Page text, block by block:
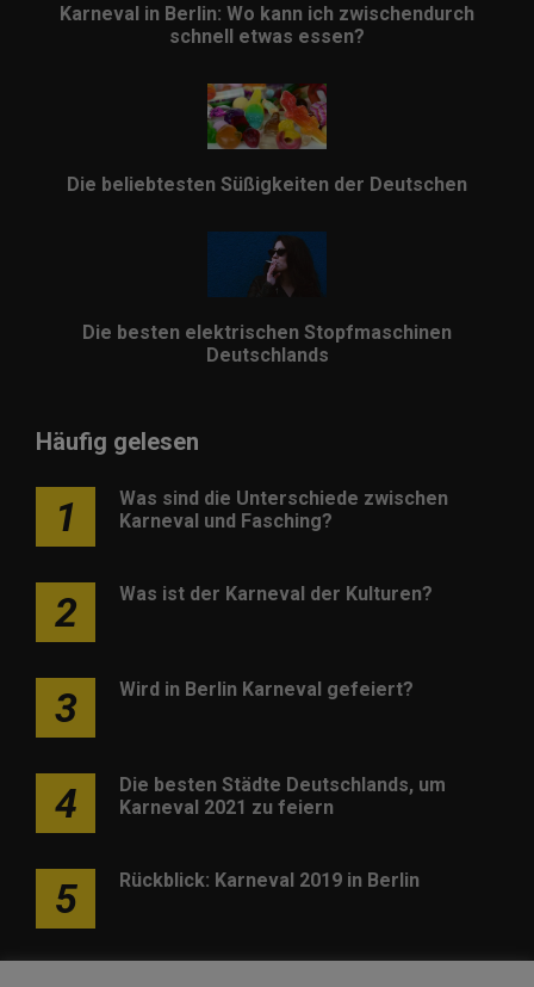
Karneval in Berlin: Wo kann ich zwischendurch
schnell etwas essen?
Die beliebtesten Süßigkeiten der Deutschen
Die besten elektrischen Stopfmaschinen
Deutschlands
Häufig gelesen
1
Was sind die Unterschiede zwischen
Karneval und Fasching?
2 Was ist der Karneval der Kulturen?
3 Wird in Berlin Karneval gefeiert?
4
Die besten Städte Deutschlands, um
Karneval 2021 zu feiern
5 Rückblick: Karneval 2019 in Berlin